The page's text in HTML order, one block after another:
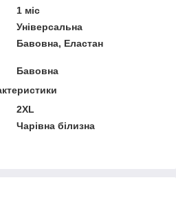
1 міс
Універсальна
Бавовна, Еластан
Бавовна
2XL
Чарівна білизна